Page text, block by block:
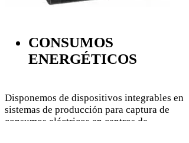
CONSUMOS
ENERGÉTICOS
Disponemos de dispositivos integrables en
sistemas de producción para captura de
consumos eléctricos en centros de